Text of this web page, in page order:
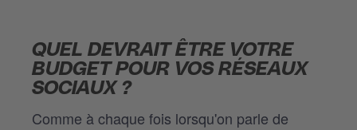
QUEL DEVRAIT ÊTRE VOTRE
BUDGET POUR VOS RÉSEAUX
SOCIAUX ?
Comme à chaque fois lorsqu'on parle de